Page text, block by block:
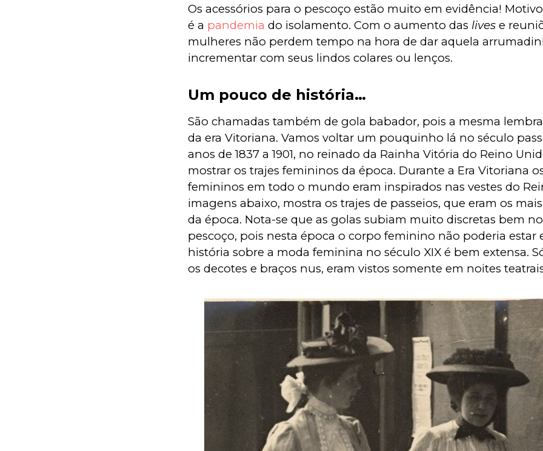
Os acessórios para o pescoço estão muito em evidência!
é a pandemia do isolamento. Com o aumento das lives e
mulheres não perdem tempo na hora de dar aquela
incrementar com seus lindos colares ou lenços.
Um pouco de história…
São chamadas também de gola babador, pois a mesma
da era Vitoriana. Vamos voltar um pouquinho lá no século
anos de 1837 a 1901, no reinado da Rainha Vitória do Reino
mostrar os trajes femininos da época. Durante a Era Vitoriana
femininos em todo o mundo eram inspirados nas vestes do
imagens abaixo, mostra os trajes de passeios, que eram os
da época. Nota-se que as golas subiam muito discretas bem
pescoço, pois nesta época o corpo feminino não poderia estar
história sobre a moda feminina no século XIX é bem extensa.
os decotes e braços nus, eram vistos somente em noites